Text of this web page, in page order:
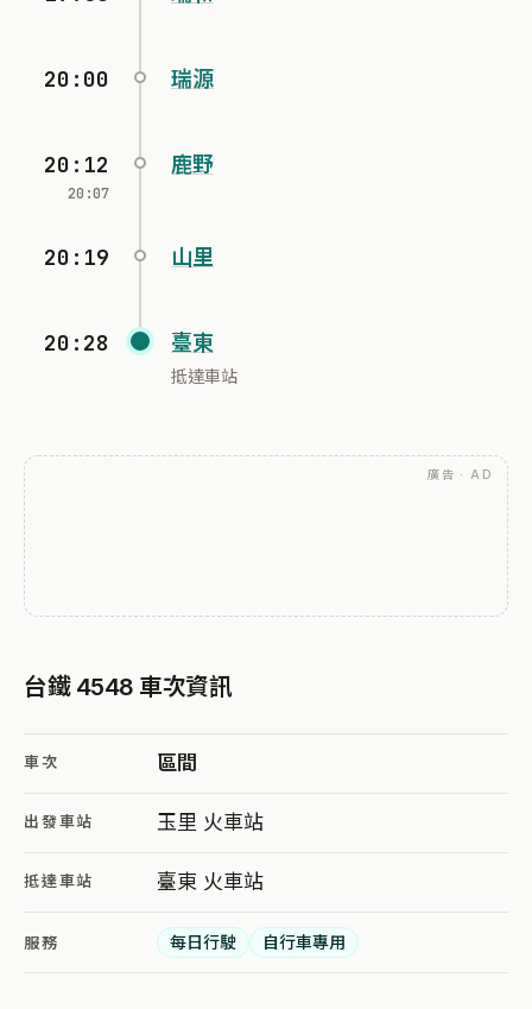
20:00 瑞源
20:12
20:07
鹿野
20:19 山里
20:28 臺東
抵達車站
廣告 · AD
台鐵 4548 車次資訊
車次 區間
出發車站 玉里 火車站
抵達車站 臺東 火車站
服務 每日行駛 自行車專用